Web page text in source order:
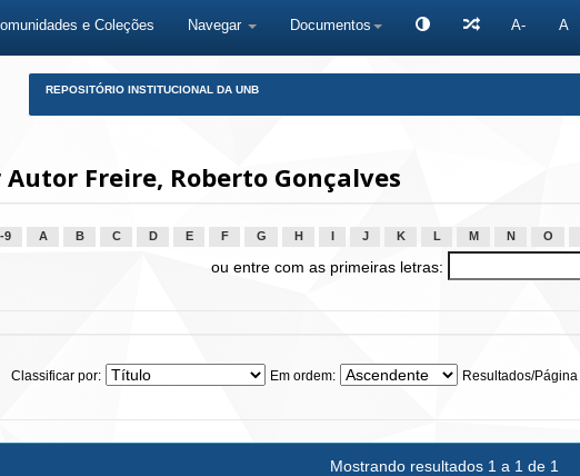
e Coleções Navegar Documentos A- A
REPOSITÓRIO INSTITUCIONAL DA UNB
Freire, Roberto Gonçalves
9 A B C D E F G H J K L M N O
ou entre com as primeiras letras:
Classificar por: Em ordem: Resultados/Página
Mostrando resultados 1 a 1 de 1